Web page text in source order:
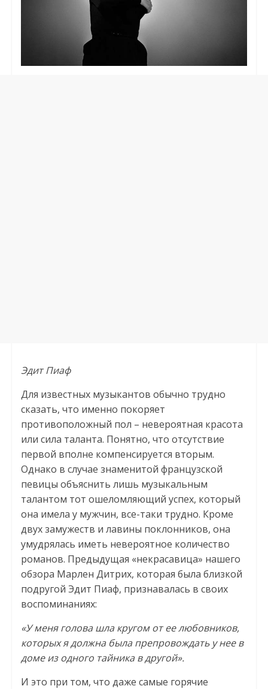
Эдит Пиаф
Для известных музыкантов обычно трудно
сказать, что именно покоряет
противоположный пол – невероятная красота
или сила таланта. Понятно, что отсутствие
первой вполне компенсируется вторым.
Однако в случае знаменитой французской
певицы объяснить лишь музыкальным
талантом тот ошеломляющий успех, который
она имела у мужчин, все-таки трудно. Кроме
двух замужеств и лавины поклонников, она
умудрялась иметь невероятное количество
романов. Предыдущая «некрасавица» нашего
обзора Марлен Дитрих, которая была близкой
подругой Эдит Пиаф, признавалась в своих
воспоминаниях:
«У меня голова шла кругом от ее любовников,
которых я должна была препровождать у нее в
доме из одного тайника в другой».
И это при том, что даже самые горячие